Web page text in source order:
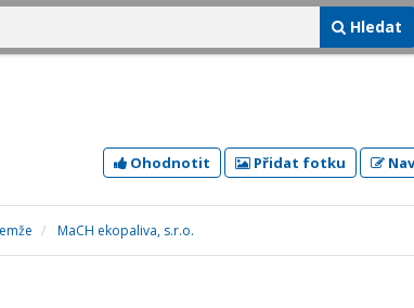
Hledat
Ohodnotit Přidat fotku
MaCH ekopaliva, s.r.o.